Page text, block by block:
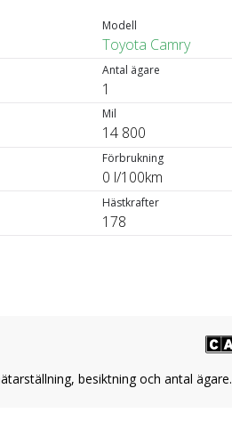
Modell
Toyota Camry
Antal ägare
1
Mil
14 800
Förbrukning
0 l/100km
Hästkrafter
178
besiktning och antal ägare.